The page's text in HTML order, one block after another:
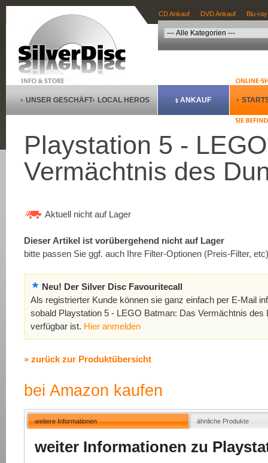
CD Ankauf DVD Ankauf Blu-
UNSER GESCHÄFT LOCAL HEROS ANKAUF
Playstation 5 -
Vermächtnis des
Aktuell nicht auf Lager
Dieser Artikel ist vorübergehend nicht auf Lager
bitte passen Sie ggf. auch Ihre Filter-Optionen (Preis-Filter,
Neu! Der Silver Disc Favouritecall
Als registrierter Kunde können sie ganz einfach per E-Mail
sobald Playstation 5 - LEGO Batman: Das Vermächtnis des
verfügbar ist. Hier anmelden
» zurück zur Produktübersicht
bei Amazon kaufen
weitere Informationen ähnliche Produkte
weiter Informationen zu